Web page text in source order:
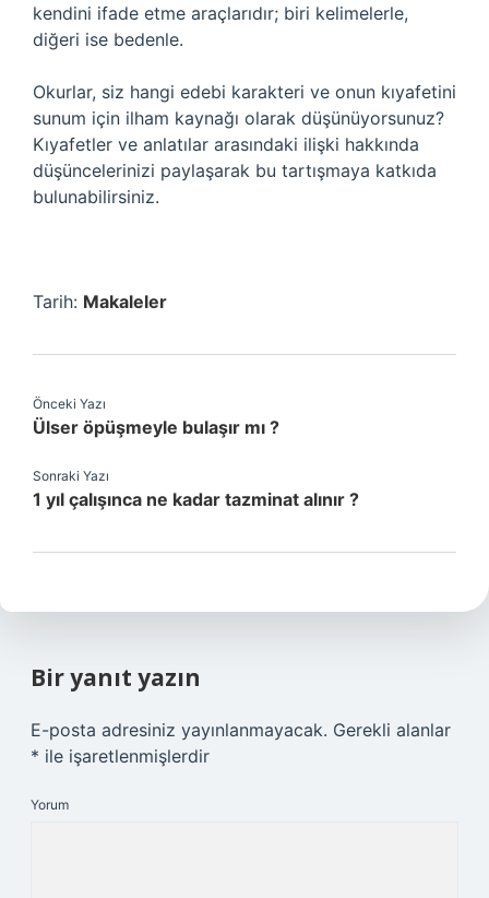
kendini ifade etme araçlarıdır; biri kelimelerle,
diğeri ise bedenle.
Okurlar, siz hangi edebi karakteri ve onun kıyafetini
sunum için ilham kaynağı olarak düşünüyorsunuz?
Kıyafetler ve anlatılar arasındaki ilişki hakkında
düşüncelerinizi paylaşarak bu tartışmaya katkıda
bulunabilirsiniz.
Tarih: Makaleler
Önceki Yazı
Ülser öpüşmeyle bulaşır mı ?
Sonraki Yazı
1 yıl çalışınca ne kadar tazminat alınır ?
Bir yanıt yazın
E-posta adresiniz yayınlanmayacak. Gerekli alanlar
* ile işaretlenmişlerdir
Yorum